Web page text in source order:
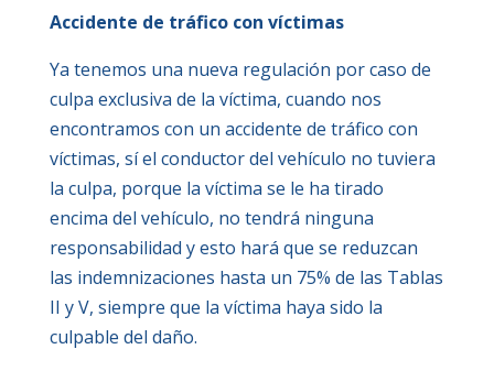
Accidente de tráfico con víctimas
Ya tenemos una nueva regulación por caso de
culpa exclusiva de la víctima, cuando nos
encontramos con un accidente de tráfico con
víctimas, sí el conductor del vehículo no tuviera
la culpa, porque la víctima se le ha tirado
encima del vehículo, no tendrá ninguna
responsabilidad y esto hará que se reduzcan
las indemnizaciones hasta un 75% de las Tablas
II y V, siempre que la víctima haya sido la
culpable del daño.